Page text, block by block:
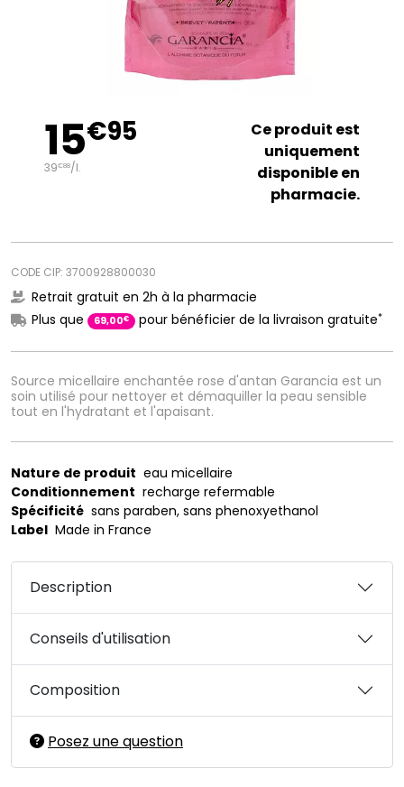
Source micellaire enchantée rose d'antan Garancia est un
soin utilisé pour nettoyer et démaquiller la peau sensible
tout en l'hydratant et l'apaisant.
15€95
39€88/l.
Ce produit est
uniquement
disponible en
pharmacie.
CODE CIP: 3700928800030
Retrait gratuit en 2h à la pharmacie
Plus que
69,00€ pour bénéficier de la livraison gratuite*
Nature de produit eau micellaire
Conditionnement recharge refermable
Spécificité sans paraben, sans phenoxyethanol
Label Made in France
Description
Conseils d'utilisation
Composition
Posez une question